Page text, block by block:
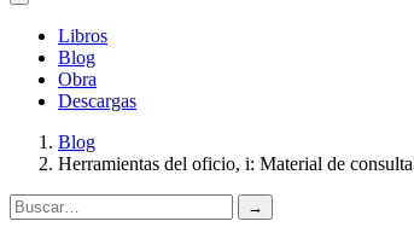
Libros
Blog
Obra
Descargas
Blog
Herramientas del oficio, i: Material de consulta
→